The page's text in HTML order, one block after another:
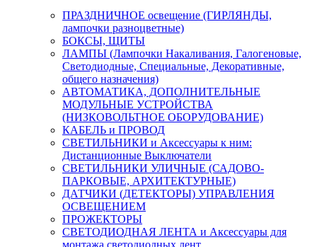
ПРАЗДНИЧНОЕ освещение (ГИРЛЯНДЫ,
лампочки разноцветные)
БОКСЫ, ЩИТЫ
ЛАМПЫ (Лампочки Накаливания, Галогеновые,
Светодиодные, Специальные, Декоративные,
общего назначения)
АВТОМАТИКА, ДОПОЛНИТЕЛЬНЫЕ
МОДУЛЬНЫЕ УСТРОЙСТВА
(НИЗКОВОЛЬТНОЕ ОБОРУДОВАНИЕ)
КАБЕЛЬ и ПРОВОД
СВЕТИЛЬНИКИ и Аксессуары к ним:
Дистанционные Выключатели
СВЕТИЛЬНИКИ УЛИЧНЫЕ (САДОВО-
ПАРКОВЫЕ, АРХИТЕКТУРНЫЕ)
ДАТЧИКИ (ДЕТЕКТОРЫ) УПРАВЛЕНИЯ
ОСВЕЩЕНИЕМ
ПРОЖЕКТОРЫ
СВЕТОДИОДНАЯ ЛЕНТА и Аксессуары для
монтажа светодиодных лент